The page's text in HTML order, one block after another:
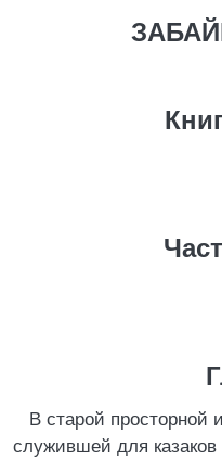
В старой
служившей для